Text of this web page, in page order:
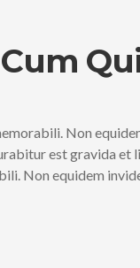
Non
est gravida
Non equidem